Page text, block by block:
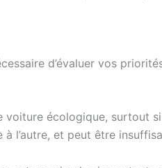
d’évaluer vos
voiture écologique, surtout
l’autre, et peut être